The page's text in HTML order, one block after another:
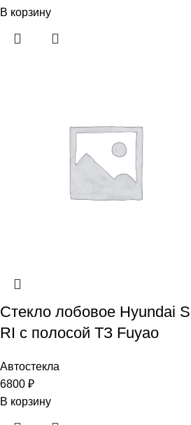
В корзину
Стекло лобовое Hyundai
RI с полосой ТЗ Fuyao
Автостекла
6800 ₽
В корзину